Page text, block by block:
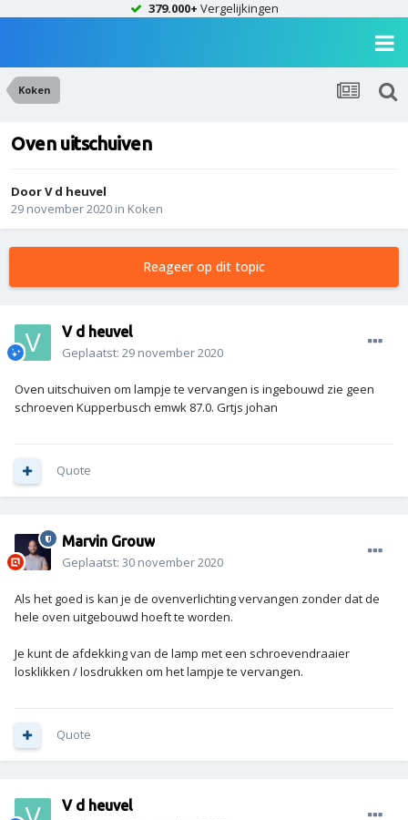
379.000+ Vergelijkingen
Koken
Oven uitschuiven
DoorV d heuvel
29 november 2020 in Koken
Reageer op dit topic
V d heuvel
Geplaatst: 29 november 2020
Oven uitschuiven om lampje te vervangen is ingebouwd zie geen
schroeven Kupperbusch emwk 87.0. Grtjs johan
Quote
Marvin Grouw
Geplaatst: 30 november 2020
Als het goed is kan je de ovenverlichting vervangen zonder dat de
hele oven uitgebouwd hoeft te worden.
Je kunt de afdekking van de lamp met een schroevendraaier
losklikken / losdrukken om het lampje te vervangen.
Quote
V d heuvel